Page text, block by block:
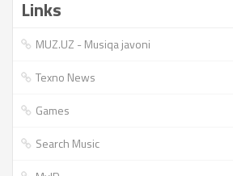
Links
MUZ.UZ - Musiqa javoni
Texno News
Games
Search Music